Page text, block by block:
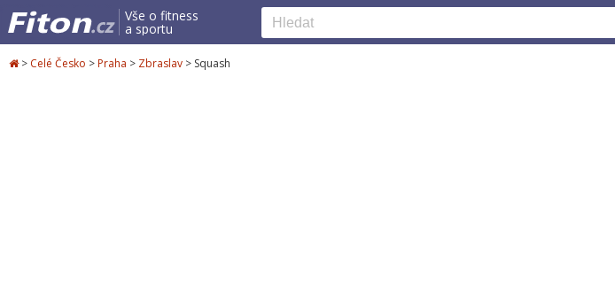
Vše o fitness
a sportu
> Celé Česko >Praha > Zbraslav > Squash